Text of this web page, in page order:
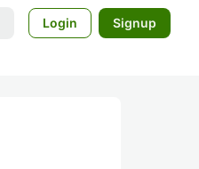
Login Signup